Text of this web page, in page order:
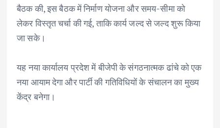
बैठक की, इस बैठक में निर्माण योजना और समय-सीमा को
लेकर विस्तृत चर्चा की गई, ताकि कार्य जल्द से जल्द शुरू किया
जा सके।
यह नया कार्यालय प्रदेश में बीजेपी के संगठनात्मक ढांचे को एक
नया आयाम देगा और पार्टी की गतिविधियों के संचालन का मुख्य
केंद्र बनेगा।